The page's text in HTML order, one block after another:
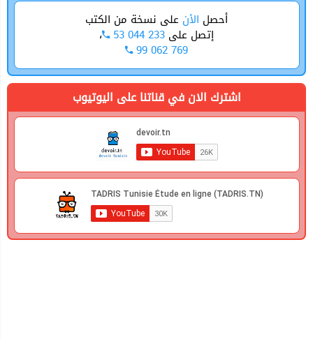
أحصل الأن على نسخة من الكتب
إتصل على 53 044 233 ،
99 062 769
اشترك الان في قناتنا على اليوتيوب